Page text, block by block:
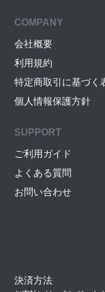
COMPANY
会社概要
利用規約
特定商取引に基づく
個人情報保護方針
SUPPORT
ご利用ガイド
よくある質問
お問い合わせ
決済方法